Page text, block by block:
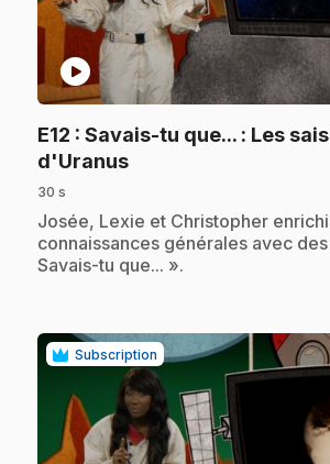
play_circle
E12 : Savais-tu que... : Les
d'Uranus.
30 s
.Josée, Lexie et Christopher
connaissances générales avec
Savais-tu que... ».
Subscription